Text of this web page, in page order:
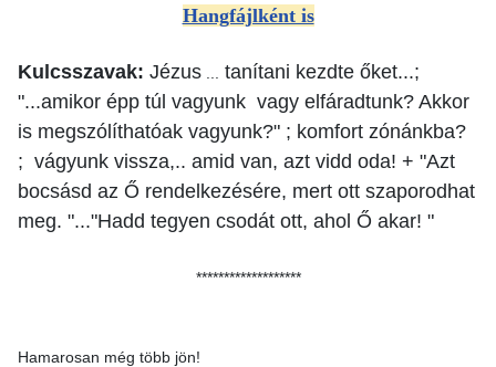
Hangfájlként is
Kulcsszavak: Jézus
tanítani kezdte őket...;
"...amikor épp túl vagyunk vagy elfáradtunk? Akkor
is megszólíthatóak vagyunk?" ; komfort zónánkba?
; vágyunk vissza,.. amid van, azt vidd oda! + "Azt
bocsásd az Ő rendelkezésére, mert ott szaporodhat
meg. "..."Hadd tegyen csodát ott, ahol Ő akar! "
*******************
Hamarosan még több jön!